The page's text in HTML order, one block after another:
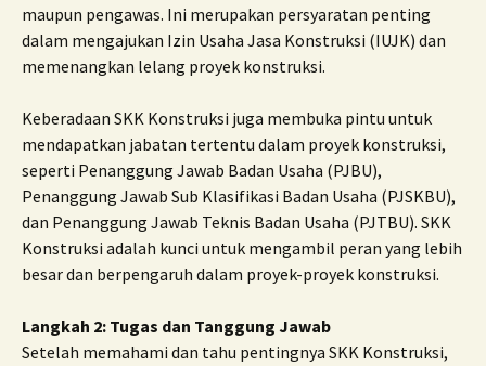
maupun pengawas. Ini merupakan persyaratan penting
dalam mengajukan Izin Usaha Jasa Konstruksi (IUJK) dan
memenangkan lelang proyek konstruksi.
Keberadaan SKK Konstruksi juga membuka pintu untuk
mendapatkan jabatan tertentu dalam proyek konstruksi,
seperti Penanggung Jawab Badan Usaha (PJBU),
Penanggung Jawab Sub Klasifikasi Badan Usaha (PJSKBU),
dan Penanggung Jawab Teknis Badan Usaha (PJTBU). SKK
Konstruksi adalah kunci untuk mengambil peran yang lebih
besar dan berpengaruh dalam proyek-proyek konstruksi.
Langkah 2: Tugas dan Tanggung Jawab
Setelah memahami dan tahu pentingnya SKK Konstruksi,